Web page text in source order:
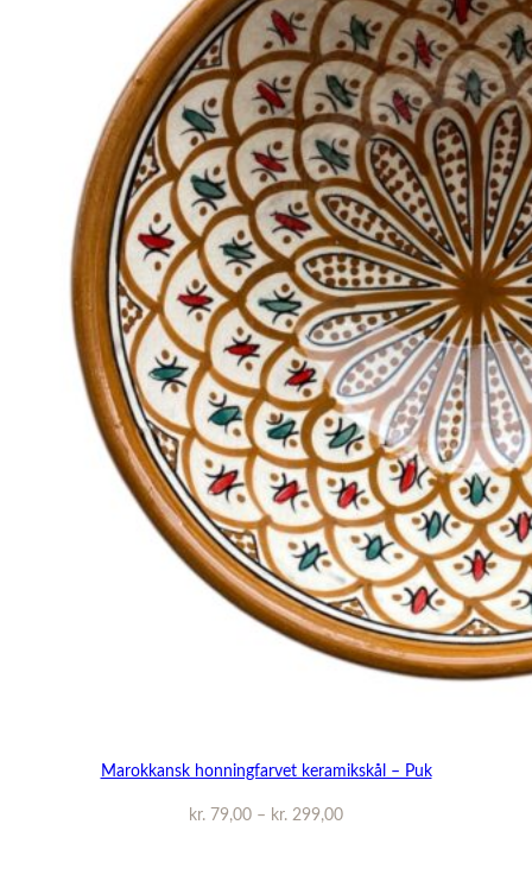
Marokkansk honningfarvet keramikskål – Puk
kr. 79,00 – kr. 299,00Prisinterval: